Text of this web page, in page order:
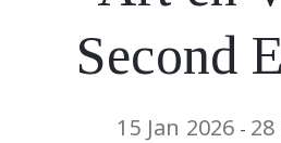
Second
15 Jan 2026 - 28